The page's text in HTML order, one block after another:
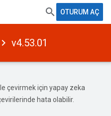
OTURUM AÇ
v4.53.01
çevirmek için yapay zeka
hata olabilir.